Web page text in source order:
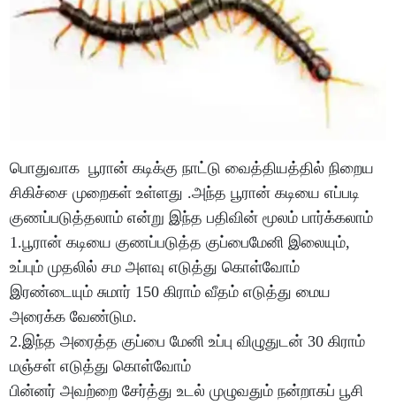
பொதுவாக பூரான் கடிக்கு நாட்டு வைத்தியத்தில் நிறைய
சிகிச்சை முறைகள் உள்ளது .அந்த பூரான் கடியை எப்படி
குணப்படுத்தலாம் என்று இந்த பதிவின் மூலம் பார்க்கலாம்
1.பூரான் கடியை குணப்படுத்த குப்பைமேனி இலையும்,
உப்பும் முதலில் சம அளவு எடுத்து கொள்வோம்
இரண்டையும் சுமார் 150 கிராம் வீதம் எடுத்து மைய
அரைக்க வேண்டும.
2.இந்த அரைத்த குப்பை மேனி உப்பு விழுதுடன் 30 கிராம்
மஞ்சள் எடுத்து கொள்வோம்
பின்னர் அவற்றை சேர்த்து உடல் முழுவதும் நன்றாகப் பூசி